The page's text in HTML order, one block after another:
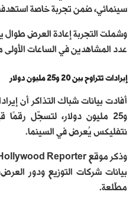
سينمائي، ضمن تجربة خاصة
وشملت التجربة إعادة العرض طوال
عدد المشاهدين في الساعات الأولى
إيرادات تتراوح بين 20 و25 مليون دولار
و25 مليون دولار، لتسجّل
نتفليكس يُعرض في السينما.
بيانات شركات التوزيع ودور
مطّلعة.